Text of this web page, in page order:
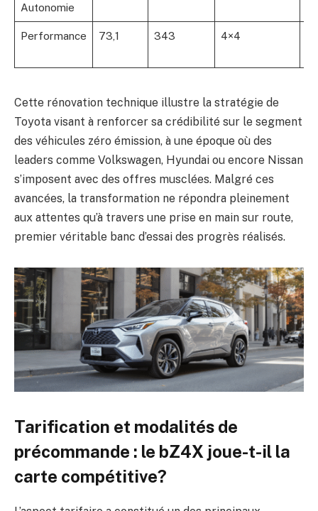
Autonomie
Performance 73,1 343 4×4
Cette rénovation technique illustre la stratégie de
Toyota visant à renforcer sa crédibilité sur le segment
des véhicules zéro émission, à une époque où des
leaders comme Volkswagen, Hyundai ou encore Nissan
s’imposent avec des offres musclées. Malgré ces
avancées, la transformation ne répondra pleinement
aux attentes qu’à travers une prise en main sur route,
premier véritable banc d’essai des progrès réalisés.
Tarification et modalités de
précommande : le bZ4X joue-t-il la
carte compétitive?